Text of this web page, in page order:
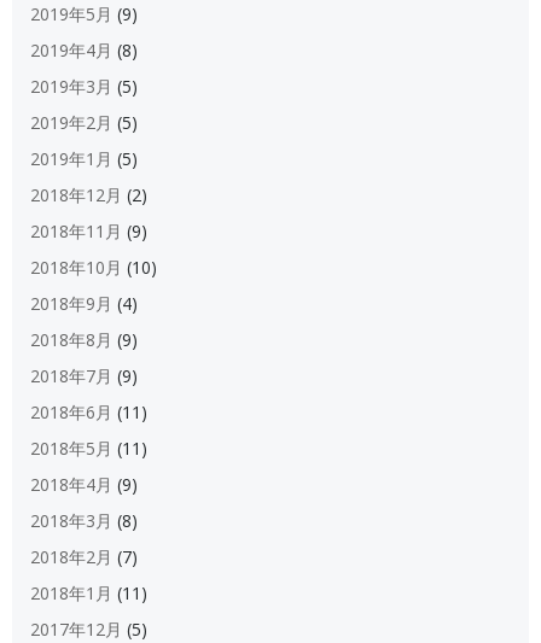
2019年5月 (9)
2019年4月 (8)
2019年3月 (5)
2019年2月 (5)
2019年1月 (5)
2018年12月 (2)
2018年11月 (9)
2018年10月 (10)
2018年9月 (4)
2018年8月 (9)
2018年7月 (9)
2018年6月 (11)
2018年5月 (11)
2018年4月 (9)
2018年3月 (8)
2018年2月 (7)
2018年1月 (11)
2017年12月 (5)